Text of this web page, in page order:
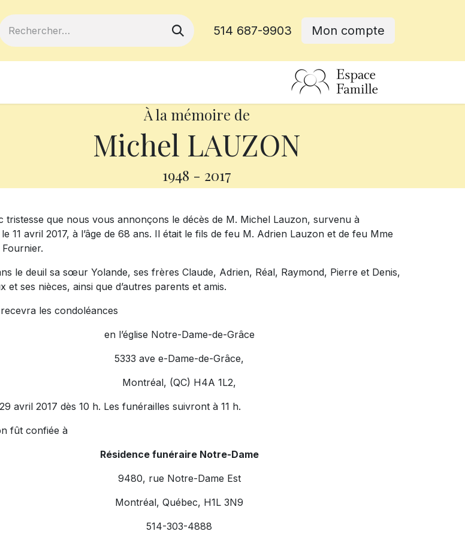
514 687-9903 Mon compte
À la mémoire de
Michel LAUZON
1948 - 2017
tristesse que nous vous annonçons le décès de M. Michel Lauzon, survenu à
11 avril 2017, à l’âge de 68 ans. Il était le fils de feu M. Adrien Lauzon et de feu Mme
le deuil sa sœur Yolande, ses frères Claude, Adrien, Réal, Raymond, Pierre et Denis,
et ses nièces, ainsi que d’autres parents et amis.
les condoléances
en l’église Notre-Dame-de-Grâce
5333 ave e-Dame-de-Grâce,
Montréal, (QC) H4A 1L2,
avril 2017 dès 10 h. Les funérailles suivront à 11 h.
fût confiée à
Résidence funéraire Notre-Dame
9480, rue Notre-Dame Est
Montréal, Québec, H1L 3N9
514-303-4888